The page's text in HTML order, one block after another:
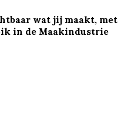
wat jij maakt, met
in de Maakindustrie